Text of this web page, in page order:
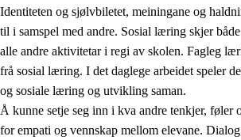
2. Prinsipp for læring, utvikling og
2.1 Sosial læring og utvikling
Identiteten og sjølvbiletet, meiningane og
til i samspel med andre. Sosial læring skjer
alle andre aktivitetar i regi av skolen. Fagleg
frå sosial læring. I det daglege arbeidet speler
og sosiale læring og utvikling saman.
Å kunne setje seg inn i kva andre tenkjer, føler
for empati og vennskap mellom elevane.